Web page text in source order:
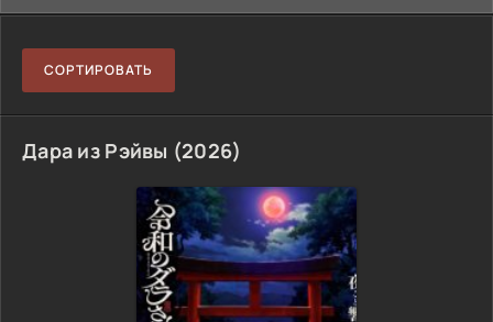
СОРТИРОВАТЬ
Дара из Рэйвы (2026)